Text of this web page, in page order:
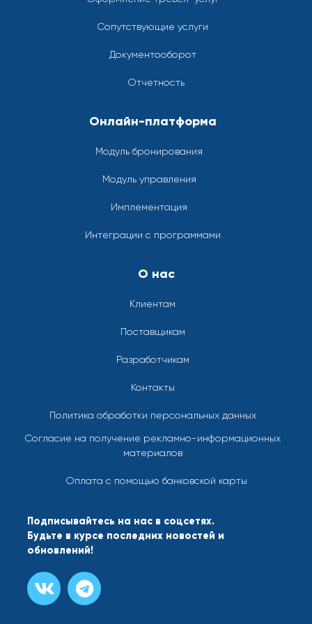
Сопутствующие услуги
Документооборот
Отчетность
Онлайн-платформа
Модуль бронирования
Модуль управления
Имплементация
Интеграции с программами
О нас
Клиентам
Поставщикам
Разработчикам
Контакты
Политика обработки персональных данных
Согласие на получение рекламно-информационных
материалов
Оплата с помощью банковской карты
Подписывайтесь на нас в соцсетях.
Будьте в курсе последних новостей и
обновлений!